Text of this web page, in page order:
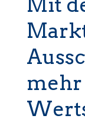
mehr